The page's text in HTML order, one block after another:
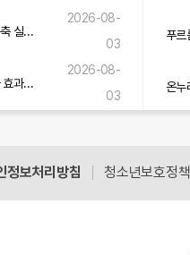
마사지 관리사를 위한 비언어적 소통과 신뢰 구축 실무 가이드
2026-08-
03
마사지 관리사를 위한 고객 맞춤 서비스 실천과 효과적인 소통 기술 가이드
2026-08-
03
푸르
온누
정보처리방침 청소년보호정책